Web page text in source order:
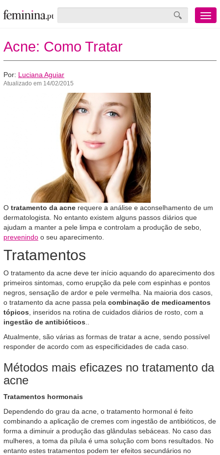
Menu
mobile
Acne: Como Tratar
Por: Luciana Aguiar
Atualizado em 14/02/2015
O tratamento da acne requere a análise e aconselhamento de um
dermatologista. No entanto existem alguns passos diários que
ajudam a manter a pele limpa e controlam a produção de sebo,
prevenindo o seu aparecimento.
Tratamentos
O tratamento da acne deve ter início aquando do aparecimento dos
primeiros sintomas, como erupção da pele com espinhas e pontos
negros, sensação de ardor e pele vermelha. Na maioria dos casos,
o tratamento da acne passa pela combinação de medicamentos
tópicos , inseridos na rotina de cuidados diários de rosto, com a
ingestão de antibióticos
Atualmente, são várias as formas de tratar a acne, sendo possível
responder de acordo com as especificidades de cada caso.
Métodos mais eficazes no tratamento da
acne
Tratamentos hormonais
Dependendo do grau da acne, o tratamento hormonal é feito
combinando a aplicação de cremes com ingestão de antibióticos, de
forma a diminuir a produção das glândulas sebáceas. No caso das
mulheres, a toma da pílula é uma solução com bons resultados. No
entanto estes tratamentos podem ter efeitos secundários no